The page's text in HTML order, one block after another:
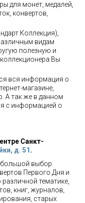
для монет, медалей,
конвертов,
Коллекция),
видам
полезную и
Вы
вся информация о
магазине,
А так же в данном
с информацией о
Санкт-
д. 51 .
большой выбор
Первого Дня и
тематике,
книг, журналов,
старых